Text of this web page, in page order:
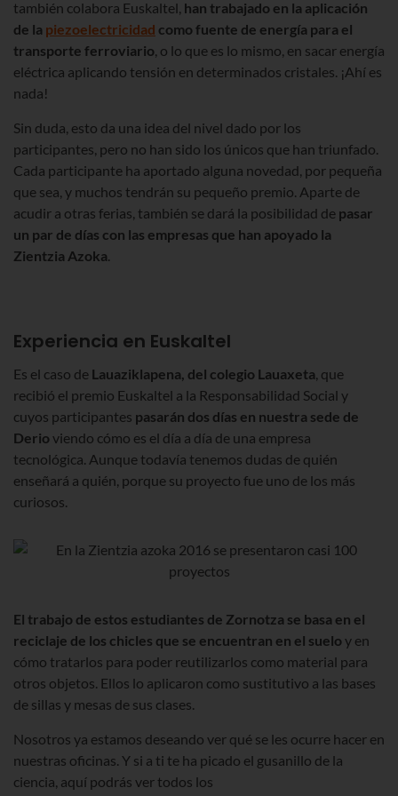
también colabora Euskaltel, han trabajado en la aplicación
de la piezoelectricidad como fuente de energía para el
transporte ferroviario, o lo que es lo mismo, en sacar energía
eléctrica aplicando tensión en determinados cristales. ¡Ahí es
nada!
Sin duda, esto da una idea del nivel dado por los
participantes, pero no han sido los únicos que han triunfado.
Cada participante ha aportado alguna novedad, por pequeña
que sea, y muchos tendrán su pequeño premio. Aparte de
acudir a otras ferias, también se dará la posibilidad de pasar
un par de días con las empresas que han apoyado la
Zientzia Azoka.
Experiencia en Euskaltel
Es el caso de Lauaziklapena, del colegio Lauaxeta, que
recibió el premio Euskaltel a la Responsabilidad Social y
cuyos participantes pasarán dos días en nuestra sede de
Derio viendo cómo es el día a día de una empresa
tecnológica. Aunque todavía tenemos dudas de quién
enseñará a quién, porque su proyecto fue uno de los más
curiosos.
El trabajo de estos estudiantes de Zornotza se basa en el
reciclaje de los chicles que se encuentran en el suelo y en
cómo tratarlos para poder reutilizarlos como material para
otros objetos. Ellos lo aplicaron como sustitutivo a las bases
de sillas y mesas de sus clases.
Nosotros ya estamos deseando ver qué se les ocurre hacer en
nuestras oficinas. Y si a ti te ha picado el gusanillo de la
ciencia, aquí podrás ver todos los